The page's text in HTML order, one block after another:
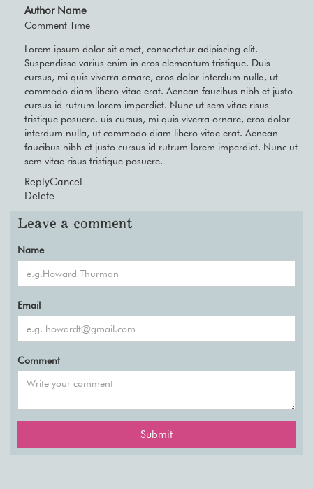
Author Name
Comment Time
Lorem ipsum dolor sit amet, consectetur adipiscing elit.
Suspendisse varius enim in eros elementum tristique. Duis
cursus, mi quis viverra ornare, eros dolor interdum nulla, ut
commodo diam libero vitae erat. Aenean faucibus nibh et justo
cursus id rutrum lorem imperdiet. Nunc ut sem vitae risus
tristique posuere. uis cursus, mi quis viverra ornare, eros dolor
interdum nulla, ut commodo diam libero vitae erat. Aenean
faucibus nibh et justo cursus id rutrum lorem imperdiet. Nunc ut
sem vitae risus tristique posuere.
ReplyCancel
Delete
Leave a comment
Name
Email
Comment
Submit